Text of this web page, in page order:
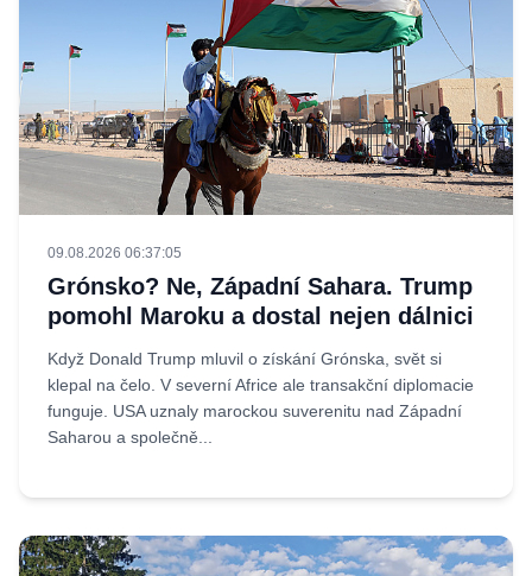
09.08.2026 06:37:05
Grónsko? Ne, Západní Sahara. Trump
pomohl Maroku a dostal nejen dálnici
Když Donald Trump mluvil o získání Grónska, svět si
klepal na čelo. V severní Africe ale transakční diplomacie
funguje. USA uznaly marockou suverenitu nad Západní
Saharou a společně...